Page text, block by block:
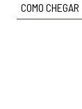
COMO CHEGAR